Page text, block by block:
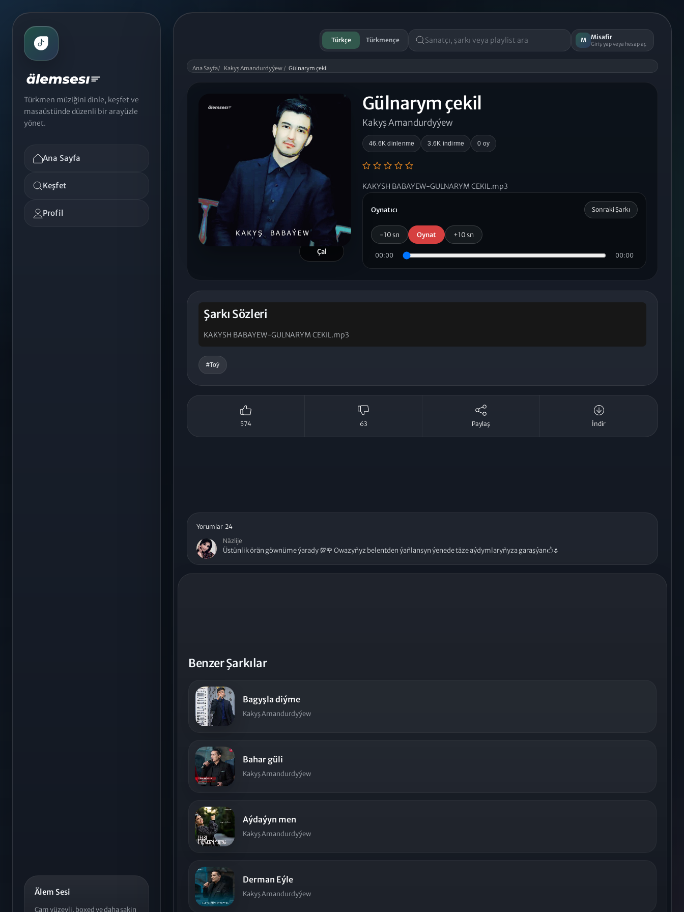
Türkmen müziğini dinle, keşfet ve
masaüstünde düzenli bir arayüzle
yönet.
Ana Sayfa
Keşfet
Profil
Älem Sesi
Cam yüzeyli, boxed ve daha sakin
Türkçe Türkmençe M Misafir
Giriş yap veya hesap aç
Ana Sayfa/ Kakyş Amandurdyýew / Gülnarym çekil
Çal
Gülnarym çekil
Kakyş Amandurdyýew
46.6K dinlenme 3.6K indirme 0 oy
KAKYSH BABAYEW-GULNARYM CEKIL.mp3
Oynatıcı Sonraki Şarkı
-10 sn Oynat +10 sn
00:00 00:00
Şarkı Sözleri
KAKYSH BABAYEW-GULNARYM CEKIL.mp3
#Toý
574 63 Paylaş İndir
Yorumlar 24
Näzlije
Üstünlik örän göwnüme ýarady 💯🌹 Owazyñyz belentden ýañlansyn ýenede täze aýdymlaryñyza garaşýan🖒🌷
Benzer Şarkılar
Bagyşla diýme
Kakyş Amandurdyýew
Bahar güli
Kakyş Amandurdyýew
Aýdaýyn men
Kakyş Amandurdyýew
Derman Eýle
Kakyş Amandurdyýew